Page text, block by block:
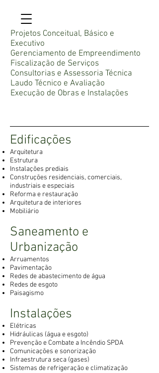
Projetos Conceitual, Básico e
Executivo
Gerenciamento de Empreendimento
Fiscalização de Serviços
Consultorias e Assessoria Técnica
Laudo Técnico e Avaliação
Execução de Obras e Instalações
Edificações
Arquitetura
Estrutura
Instalações prediais
Construções residenciais, comerciais,
industriais e especiais
Reforma e restauração
Arquitetura de interiores
Mobiliário
Saneamento e
Urbanização
Arruamentos
Pavimentação
Redes de abastecimento de água
Redes de esgoto
Paisagismo
Instalações
Elétricas
Hidráulicas (água e esgoto)
Prevenção e Combate a Incêndio SPDA
Comunicações e sonorização
Infraestrutura seca (gases)
Sistemas de refrigeração e climatização